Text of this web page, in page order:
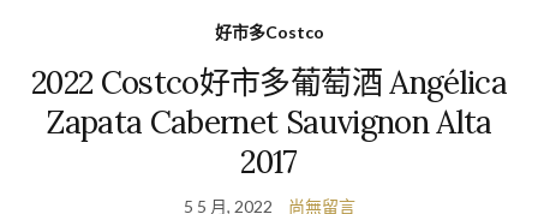
好市多Costco
2022 Costco好市多葡萄酒 Angélica
Zapata Cabernet Sauvignon Alta
2017
5 5 月, 2022 尚無留言